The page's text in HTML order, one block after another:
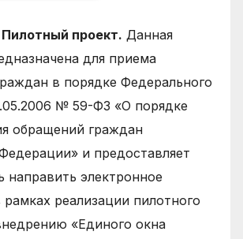
проект. Данная
для приема
в порядке Федерального
№ 59-ФЗ «О порядке
обращений граждан
и предоставляет
направить электронное
реализации пилотного
«Единого окна